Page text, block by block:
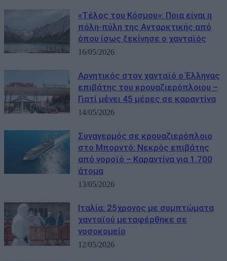
«Τέλος του Κόσμου»: Ποια είναι η
πόλη-πύλη της Ανταρκτικής από
όπου ίσως ξεκίνησε ο χανταϊός
16/05/2026
Αρνητικός στον χανταϊό ο Έλληνας
επιβάτης του κρουαζιερόπλοιου –
Γιατί μένει 45 μέρες σε καραντίνα
14/05/2026
Συναγερμός σε κρουαζιερόπλοιο
στο Μπορντό: Νεκρός επιβάτης
από νοροϊό – Καραντίνα για 1.700
άτομα
13/05/2026
Ιταλία: 25χρονος με συμπτώματα
χανταϊού μεταφέρθηκε σε
νοσοκομείο
12/05/2026